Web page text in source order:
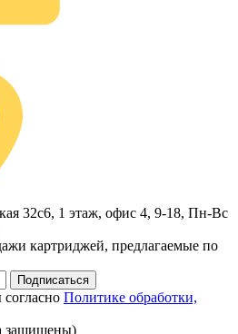
32с6, 1 этаж, офис 4, 9-18, Пн-Вс
картриджей, предлагаемые по
Подписаться
Политике обработки,
защищены)